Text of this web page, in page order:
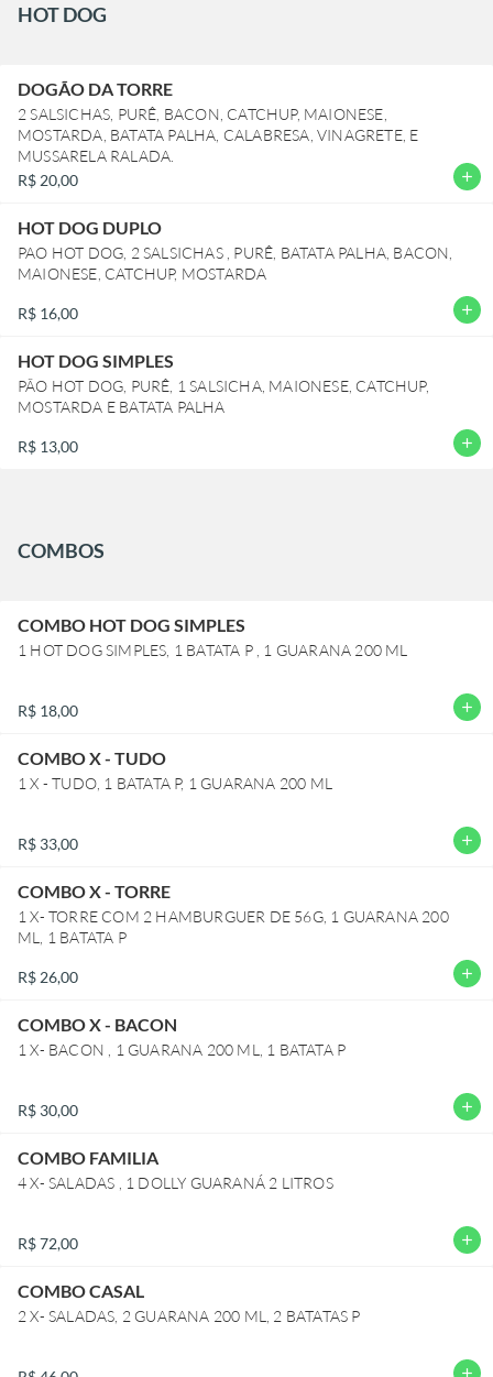
HOT DOG
DOGÃO DA TORRE
2 SALSICHAS, PURÊ, BACON, CATCHUP, MAIONESE,
MOSTARDA, BATATA PALHA, CALABRESA, VINAGRETE, E
MUSSARELA RALADA.
R$ 20,00
add
HOT DOG DUPLO
PAO HOT DOG, 2 SALSICHAS , PURÊ, BATATA PALHA, BACON,
MAIONESE, CATCHUP, MOSTARDA
R$ 16,00 add
HOT DOG SIMPLES
PÃO HOT DOG, PURÊ, 1 SALSICHA, MAIONESE, CATCHUP,
MOSTARDA E BATATA PALHA
R$ 13,00 add
COMBOS
COMBO HOT DOG SIMPLES
1 HOT DOG SIMPLES, 1 BATATA P , 1 GUARANA 200 ML
R$ 18,00 add
COMBO X - TUDO
1 X - TUDO, 1 BATATA P, 1 GUARANA 200 ML
R$ 33,00 add
COMBO X - TORRE
1 X- TORRE COM 2 HAMBURGUER DE 56G, 1 GUARANA 200
ML, 1 BATATA P
R$ 26,00 add
COMBO X - BACON
1 X- BACON , 1 GUARANA 200 ML, 1 BATATA P
R$ 30,00 add
COMBO FAMILIA
4 X- SALADAS , 1 DOLLY GUARANÁ 2 LITROS
R$ 72,00 add
COMBO CASAL
2 X- SALADAS, 2 GUARANA 200 ML, 2 BATATAS P
add